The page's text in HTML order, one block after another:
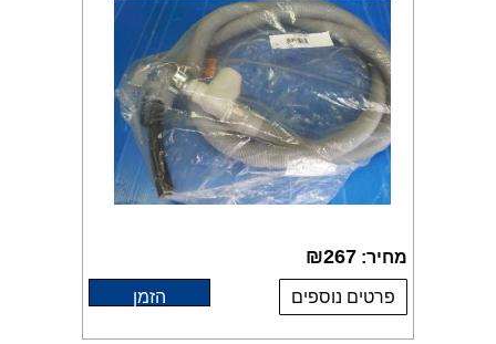
מחיר: ₪267
פרטים נוספים הזמן